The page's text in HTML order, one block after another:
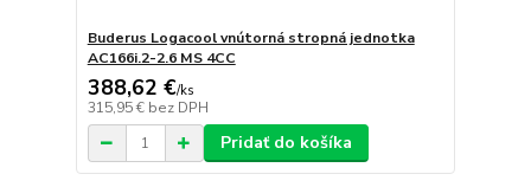
Buderus Logacool vnútorná stropná jednotka
AC166i.2-2.6 MS 4CC
388,62 €/ks
315,95 € bez DPH
Pridať do košíka